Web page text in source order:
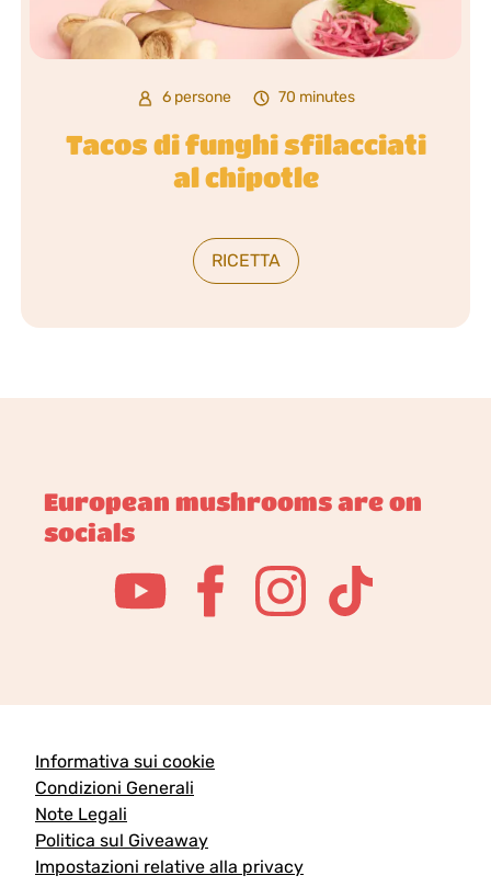
6 persone 70 minutes
Tacos di funghi sfilacciati
al chipotle
RICETTA
European mushrooms are on
socials
Informativa sui cookie
Condizioni Generali
Note Legali
Politica sul Giveaway
Impostazioni relative alla privacy